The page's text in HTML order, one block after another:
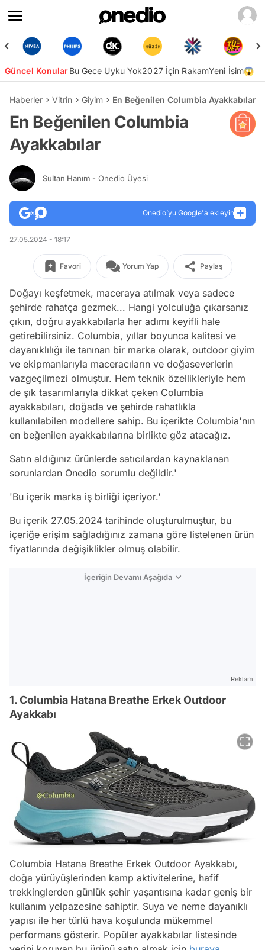
Güncel KonularBu Gece Uyku Yok2027 İçin RakamYeni İsim😱
Haberler Vitrin Giyim En Beğenilen Columbia Ayakkabılar
En Beğenilen Columbia
Ayakkabılar
Sultan Hanım - Onedio Üyesi
Onedio’yu Google'a ekleyin
27.05.2024 - 18:17
Favori Yorum Yap Paylaş
Doğayı keşfetmek, maceraya atılmak veya sadece
şehirde rahatça gezmek... Hangi yolculuğa çıkarsanız
çıkın, doğru ayakkabılarla her adımı keyifli hale
getirebilirsiniz. Columbia, yıllar boyunca kalitesi ve
dayanıklılığı ile tanınan bir marka olarak, outdoor giyim
ve ekipmanlarıyla maceracıların ve doğaseverlerin
vazgeçilmezi olmuştur. Hem teknik özellikleriyle hem
de şık tasarımlarıyla dikkat çeken Columbia
ayakkabıları, doğada ve şehirde rahatlıkla
kullanılabilen modellere sahip. Bu içerikte Columbia'nın
en beğenilen ayakkabılarına birlikte göz atacağız.
Satın aldığınız ürünlerde satıcılardan kaynaklanan
sorunlardan Onedio sorumlu değildir.'
'Bu içerik marka iş birliği içeriyor.'
Bu içerik 27.05.2024 tarihinde oluşturulmuştur, bu
içeriğe erişim sağladığınız zamana göre listelenen ürün
fiyatlarında değişiklikler olmuş olabilir.
İçeriğin Devamı Aşağıda
Reklam
1. Columbia Hatana Breathe Erkek Outdoor
Ayakkabı
Columbia Hatana Breathe Erkek Outdoor Ayakkabı,
doğa yürüyüşlerinden kamp aktivitelerine, hafif
trekkinglerden günlük şehir yaşantısına kadar geniş bir
kullanım yelpazesine sahiptir. Suya ve neme dayanıklı
yapısı ile her türlü hava koşulunda mükemmel
performans gösterir. Popüler ayakkabılar listesinde